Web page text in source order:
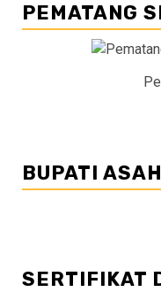
PEMATANG
BUPATI
SERTIFIKAT